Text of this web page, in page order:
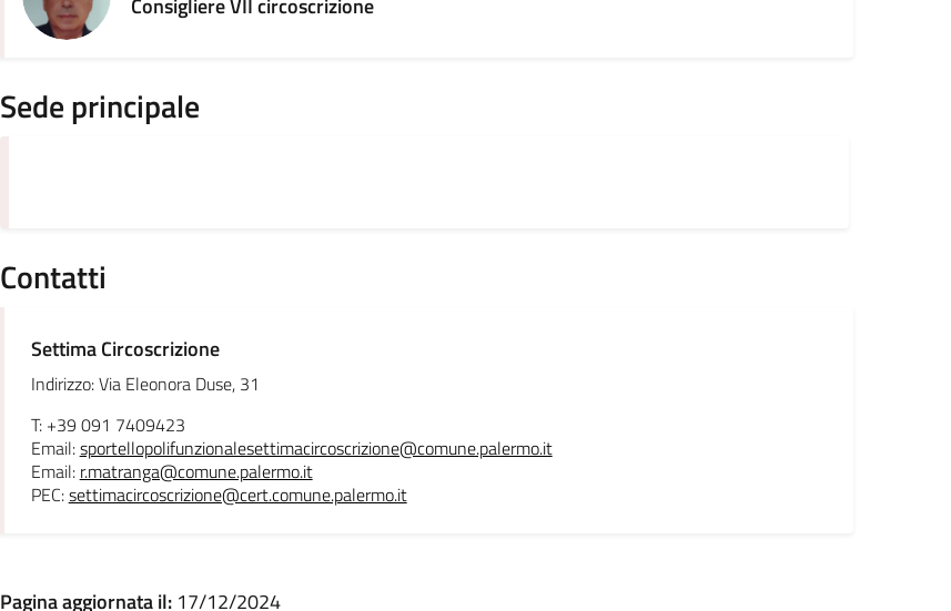
Consigliere VII circoscrizione
Sede principale
Contatti
Settima Circoscrizione
Indirizzo: Via Eleonora Duse, 31
T: +39 091 7409423
Email:sportellopolifunzionalesettimacircoscrizione@comune.palermo.it
Email: r.matranga@comune.palermo.it
PEC:settimacircoscrizione@cert.comune.palermo.it
Pagina aggiornata il: 17/12/2024